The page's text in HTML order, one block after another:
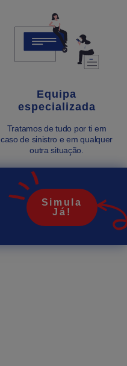
Equipa
especializada
Tratamos de tudo por ti em
caso de sinistro e em qualquer
outra situação.
Simula
Já!